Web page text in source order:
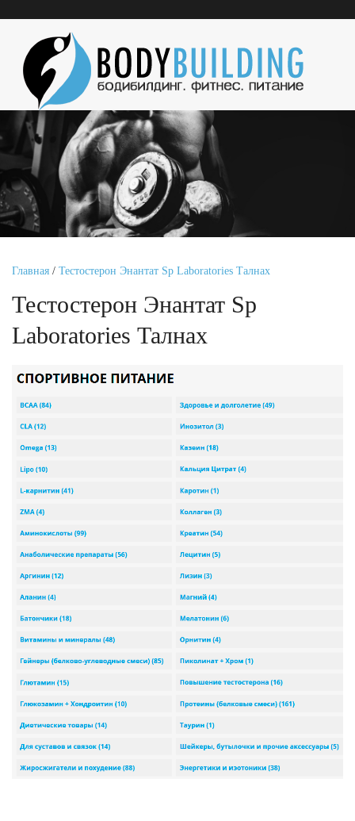
Главная / Тестостерон Энантат Sp Laboratories Талнах
Тестостерон Энантат Sp
Laboratories Талнах